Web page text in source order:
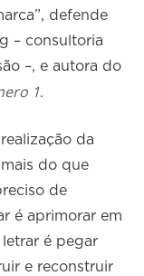
defende
– consultoria
–, e autora do
1.
da
do que
de
é aprimorar em
é pegar
e reconstruir